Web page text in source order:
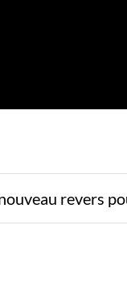
revers